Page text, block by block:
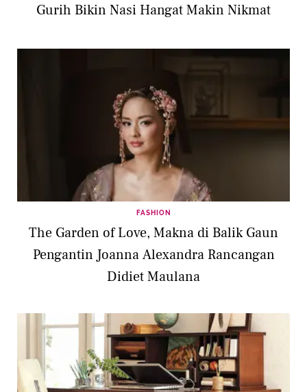
Gurih Bikin Nasi Hangat Makin Nikmat
FASHION
The Garden of Love, Makna di Balik Gaun
Pengantin Joanna Alexandra Rancangan
Didiet Maulana